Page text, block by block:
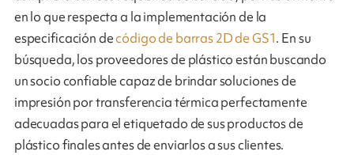
en lo que respecta a la implementación de la
especificación decódigo de barras 2D de GS1. En su
búsqueda, los proveedores de plástico están buscando
un socio confiable capaz de brindar soluciones de
impresión por transferencia térmica perfectamente
adecuadas para el etiquetado de sus productos de
plástico finales antes de enviarlos a sus clientes.